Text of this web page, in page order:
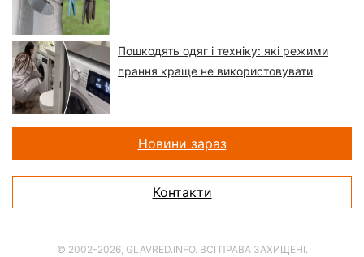
Пошкодять одяг і техніку: які режими
прання краще не використовувати
Новини зараз
Контакти
© 2002-2026, GLAVRED.INFO. ВСІ ПРАВА ЗАХИЩЕНІ.